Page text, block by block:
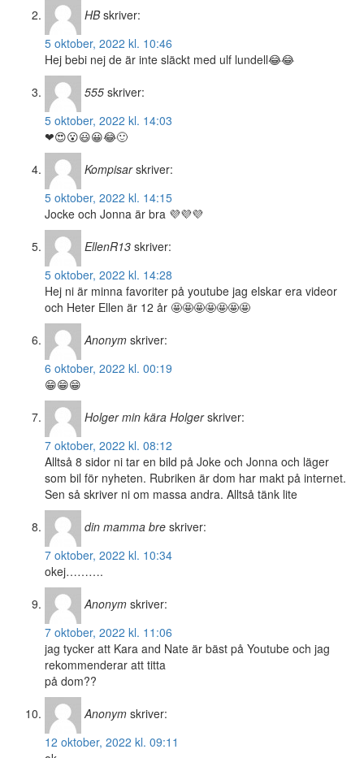
HB skriver:
5 oktober, 2022 kl. 10:46
Hej bebi nej de är inte släckt med ulf lundell😂😂
555 skriver:
5 oktober, 2022 kl. 14:03
❤😍😮😃😀😂🙂
Kompisar skriver:
5 oktober, 2022 kl. 14:15
Jocke och Jonna är bra 💜💜💜
EllenR13 skriver:
5 oktober, 2022 kl. 14:28
Hej ni är minna favoriter på youtube jag elskar era videor
och Heter Ellen är 12 år 🤩🤩🤩🤩🤩🤩🤩
Anonym skriver:
6 oktober, 2022 kl. 00:19
😁😁😁
Holger min kära Holger skriver:
7 oktober, 2022 kl. 08:12
Alltså 8 sidor ni tar en bild på Joke och Jonna och läger
som bil för nyheten. Rubriken är dom har makt på internet.
Sen så skriver ni om massa andra. Alltså tänk lite
din mamma bre skriver:
7 oktober, 2022 kl. 10:34
okej……….
Anonym skriver:
7 oktober, 2022 kl. 11:06
jag tycker att Kara and Nate är bäst på Youtube och jag
rekommenderar att titta
på dom??
Anonym skriver:
12 oktober, 2022 kl. 09:11